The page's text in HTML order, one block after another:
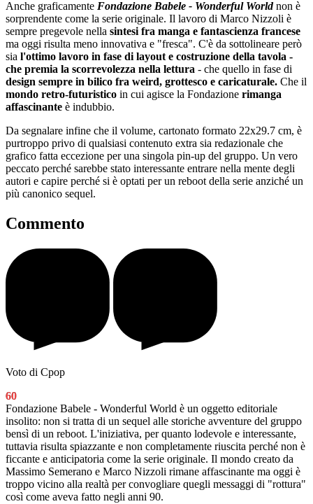
Anche graficamente Fondazione Babele - Wonderful Worldnon è
sorprendente come la serie originale. Il lavoro di Marco Nizzoli è
sempre pregevole nella sintesi fra manga e fantascienza francese
ma oggi risulta meno innovativa e "fresca". C'è da sottolineare però
sia l'ottimo lavoro in fase di layout e costruzione della tavola -
che premia la scorrevolezza nella lettura - che quello in fase di
design sempre in bilico fra weird, grottesco e caricaturale. Che il
mondo retro-futuristico in cui agisce la Fondazione rimanga
affascinante è indubbio.
Da segnalare infine che il volume, cartonato formato 22x29.7 cm, è
purtroppo privo di qualsiasi contenuto extra sia redazionale che
grafico fatta eccezione per una singola pin-up del gruppo. Un vero
peccato perché sarebbe stato interessante entrare nella mente degli
autori e capire perché si è optati per un reboot della serie anziché un
più canonico sequel.
Commento
Voto di Cpop
60
Fondazione Babele - Wonderful World è un oggetto editoriale
insolito: non si tratta di un sequel alle storiche avventure del gruppo
bensì di un reboot. L'iniziativa, per quanto lodevole e interessante,
tuttavia risulta spiazzante e non completamente riuscita perché non è
ficcante e anticipatoria come la serie originale. Il mondo creato da
Massimo Semerano e Marco Nizzoli rimane affascinante ma oggi è
troppo vicino alla realtà per convogliare quegli messaggi di "rottura"
così come aveva fatto negli anni 90.